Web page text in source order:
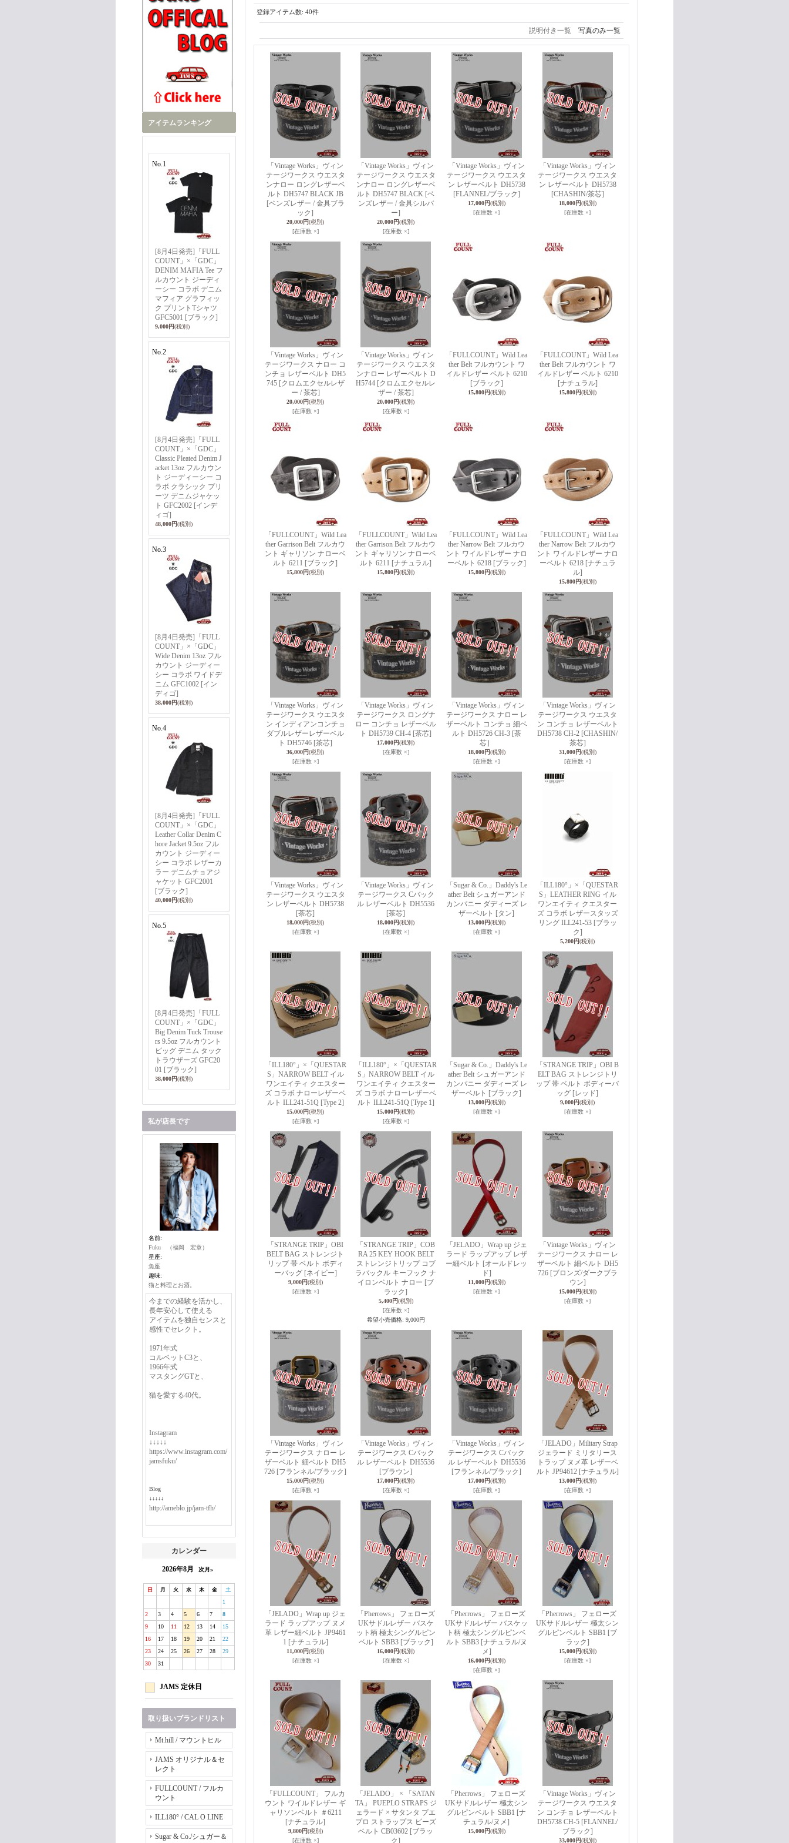
アイテムランキング
No.1
[8月4日発売]「FULL
COUNT」×「GDC」
DENIM MAFIA Tee フ
ルカウント ジーディ
ーシー コラボ デニム
マフィア グラフィッ
ク プリントTシャツ
GFC5001 [ブラック]
9,000円(税別)
No.2
[8月4日発売]「FULL
COUNT」×「GDC」
Classic Pleated Denim J
acket 13oz フルカウン
ト ジーディーシー コ
ラボ クラシック プリ
ーツ デニムジャケッ
ト GFC2002 [インデ
ィゴ]
48,000円(税別)
No.3
[8月4日発売]「FULL
COUNT」×「GDC」
Wide Denim 13oz フル
カウント ジーディー
シー コラボ ワイドデ
ニム GFC1002 [イン
ディゴ]
38,000円(税別)
No.4
[8月4日発売]「FULL
COUNT」×「GDC」
Leather Collar Denim C
hore Jacket 9.5oz フル
カウント ジーディー
シー コラボ レザーカ
ラー デニムチョアジ
ャケット GFC2001
[ブラック]
40,000円(税別)
No.5
[8月4日発売]「FULL
COUNT」×「GDC」
Big Denim Tuck Trouse
rs 9.5oz フルカウント
ビッグ デニム タック
トラウザーズ GFC20
01 [ブラック]
38,000円(税別)
私が店長です
名前:
Fuku （福岡 宏章）
星座:
魚座
趣味:
猫と料理とお酒。
今までの経験を活かし、
長年安心して使える
アイテムを独自センスと
感性でセレクト。
1971年式
コルベットC3と、
1966年式
マスタングGTと、
猫を愛する40代。
Instagram
↓↓↓↓↓
https://www.instagram.com/
jamsfuku/
Blog
↓↓↓↓↓
http://ameblo.jp/jam-tfh/
カレンダー
2026年8月 次月»
日 月 火 水 木 金 土
1
2
3 4 5 6 7
8
9
10 11 12 13 14
15
16
17 18 19 20 21
22
23
24 25 26 27 28
29
30
31
JAMS 定休日
取り扱いブランドリスト
Mt.hill / マウントヒル
JAMS オリジナル＆セ
レクト
FULLCOUNT / フルカ
ウント
ILL180° / CAL O LINE
Sugar & Co./シュガー＆
登録アイテム数: 40件
説明付き一覧 写真のみ一覧
「Vintage Works」ヴィン
テージワークス ウエスタ
ンナロー ロングレザーベ
ルト DH5747 BLACK JB
[ベンズレザー / 金具ブラ
ック]
20,000円(税別)
[在庫数 ×]
「Vintage Works」ヴィン
テージワークス ウエスタ
ンナロー ロングレザーベ
ルト DH5747 BLACK [ベ
ンズレザー / 金具シルバ
ー]
20,000円(税別)
[在庫数 ×]
「Vintage Works」ヴィン
テージワークス ウエスタ
ン レザーベルト DH5738
[FLANNEL/ブラック]
17,000円(税別)
[在庫数 ×]
「Vintage Works」ヴィン
テージワークス ウエスタ
ン レザーベルト DH5738
[CHASHIN/茶芯]
18,000円(税別)
[在庫数 ×]
「Vintage Works」ヴィン
テージワークス ナロー コ
ンチョ レザーベルト DH5
745 [クロムエクセルレザ
ー / 茶芯]
20,000円(税別)
[在庫数 ×]
「Vintage Works」ヴィン
テージワークス ウエスタ
ンナロー レザーベルト D
H5744 [クロムエクセルレ
ザー / 茶芯]
20,000円(税別)
[在庫数 ×]
「FULLCOUNT」Wild Lea
ther Belt フルカウント ワ
イルドレザー ベルト 6210
[ブラック]
15,800円(税別)
「FULLCOUNT」Wild Lea
ther Belt フルカウント ワ
イルドレザー ベルト 6210
[ナチュラル]
15,800円(税別)
「FULLCOUNT」Wild Lea
ther Garrison Belt フルカウ
ント ギャリソン ナローベ
ルト 6211 [ブラック]
15,800円(税別)
「FULLCOUNT」Wild Lea
ther Garrison Belt フルカウ
ント ギャリソン ナローベ
ルト 6211 [ナチュラル]
15,800円(税別)
「FULLCOUNT」Wild Lea
ther Narrow Belt フルカウ
ント ワイルドレザー ナロ
ーベルト 6218 [ブラック]
15,800円(税別)
「FULLCOUNT」Wild Lea
ther Narrow Belt フルカウ
ント ワイルドレザー ナロ
ーベルト 6218 [ナチュラ
ル]
15,800円(税別)
「Vintage Works」ヴィン
テージワークス ウエスタ
ン インディアンコンチョ
ダブルレザーレザーベル
ト DH5746 [茶芯]
36,000円(税別)
[在庫数 ×]
「Vintage Works」ヴィン
テージワークス ロングナ
ロー コンチョ レザーベル
ト DH5739 CH-4 [茶芯]
17,000円(税別)
[在庫数 ×]
「Vintage Works」ヴィン
テージワークス ナロー レ
ザーベルト コンチョ 細ベ
ルト DH5726 CH-3 [茶
芯］
18,000円(税別)
[在庫数 ×]
「Vintage Works」ヴィン
テージワークス ウエスタ
ン コンチョ レザーベルト
DH5738 CH-2 [CHASHIN/
茶芯]
31,000円(税別)
[在庫数 ×]
「Vintage Works」ヴィン
テージワークス ウエスタ
ン レザーベルト DH5738
[茶芯]
18,000円(税別)
[在庫数 ×]
「Vintage Works」ヴィン
テージワークス Cバック
ル レザーベルト DH5536
[茶芯]
18,000円(税別)
[在庫数 ×]
「Sugar & Co.」Daddy's Le
ather Belt シュガーアンド
カンパニー ダディーズ レ
ザーベルト [タン]
13,000円(税別)
[在庫数 ×]
「ILL180°」×「QUESTAR
S」LEATHER RING イル
ワンエイティ クエスター
ズ コラボ レザースタッズ
リング ILL241-53 [ブラッ
ク]
5,200円(税別)
「ILL180°」×「QUESTAR
S」NARROW BELT イル
ワンエイティ クエスター
ズ コラボ ナローレザーベ
ルト ILL241-51Q [Type 2]
15,000円(税別)
[在庫数 ×]
「ILL180°」×「QUESTAR
S」NARROW BELT イル
ワンエイティ クエスター
ズ コラボ ナローレザーベ
ルト ILL241-51Q [Type 1]
15,000円(税別)
[在庫数 ×]
「Sugar & Co.」Daddy's Le
ather Belt シュガーアンド
カンパニー ダディーズ レ
ザーベルト [ブラック]
13,000円(税別)
[在庫数 ×]
「STRANGE TRIP」OBI B
ELT BAG ストレンジトリ
ップ 帯 ベルト ボディーバ
ッグ [レッド]
9,000円(税別)
[在庫数 ×]
「STRANGE TRIP」OBI
BELT BAG ストレンジト
リップ 帯 ベルト ボディ
ーバッグ [ネイビー]
9,000円(税別)
[在庫数 ×]
「STRANGE TRIP」COB
RA 25 KEY HOOK BELT
ストレンジトリップ コブ
ラバックル キーフック ナ
イロンベルト ナロー [ブ
ラック]
5,400円(税別)
[在庫数 ×]
希望小売価格: 9,000円
「JELADO」Wrap up ジェ
ラード ラップアップ レザ
ー細ベルト [オールドレッ
ド]
11,000円(税別)
[在庫数 ×]
「Vintage Works」ヴィン
テージワークス ナロー レ
ザーベルト 細ベルト DH5
726 [ブロンズ/ダークブラ
ウン]
15,000円(税別)
[在庫数 ×]
「Vintage Works」ヴィン
テージワークス ナロー レ
ザーベルト 細ベルト DH5
726 [フランネル/ブラック]
15,000円(税別)
[在庫数 ×]
「Vintage Works」ヴィン
テージワークス Cバック
ル レザーベルト DH5536
[ブラウン]
17,000円(税別)
[在庫数 ×]
「Vintage Works」ヴィン
テージワークス Cバック
ル レザーベルト DH5536
[フランネル/ブラック]
17,000円(税別)
[在庫数 ×]
「JELADO」Military Strap
ジェラード ミリタリース
トラップ ヌメ革 レザーベ
ルト JP94612 [ナチュラル]
13,000円(税別)
[在庫数 ×]
「JELADO」Wrap up ジェ
ラード ラップアップ ヌメ
革 レザー細ベルト JP9461
1 [ナチュラル]
11,000円(税別)
[在庫数 ×]
「Pherrows」 フェローズ
UKサドルレザー バスケ
ット柄 極太シングルピン
ベルト SBB3 [ブラック]
16,000円(税別)
[在庫数 ×]
「Pherrows」 フェローズ
UKサドルレザー バスケッ
ト柄 極太シングルピンベ
ルト SBB3 [ナチュラル/ヌ
メ]
16,000円(税別)
[在庫数 ×]
「Pherrows」 フェローズ
UKサドルレザー 極太シン
グルピンベルト SBB1 [ブ
ラック]
15,000円(税別)
[在庫数 ×]
「FULLCOUNT」 フルカ
ウント ワイルドレザー ギ
ャリソンベルト ＃6211
[ナチュラル]
9,800円(税別)
[在庫数 ×]
「JELADO」 × 「SATAN
TA」 PUEPLO STRAPS ジ
ェラード × サタンタ プエ
プロ ストラップス ビーズ
ベルト CB03602 [ブラッ
ク]
「Pherrows」 フェローズ
UKサドルレザー 極太シン
グルピンベルト SBB1 [ナ
チュラル/ヌメ]
15,000円(税別)
「Vintage Works」ヴィン
テージワークス ウエスタ
ン コンチョ レザーベルト
DH5738 CH-5 [FLANNEL/
ブラック]
33,000円(税別)